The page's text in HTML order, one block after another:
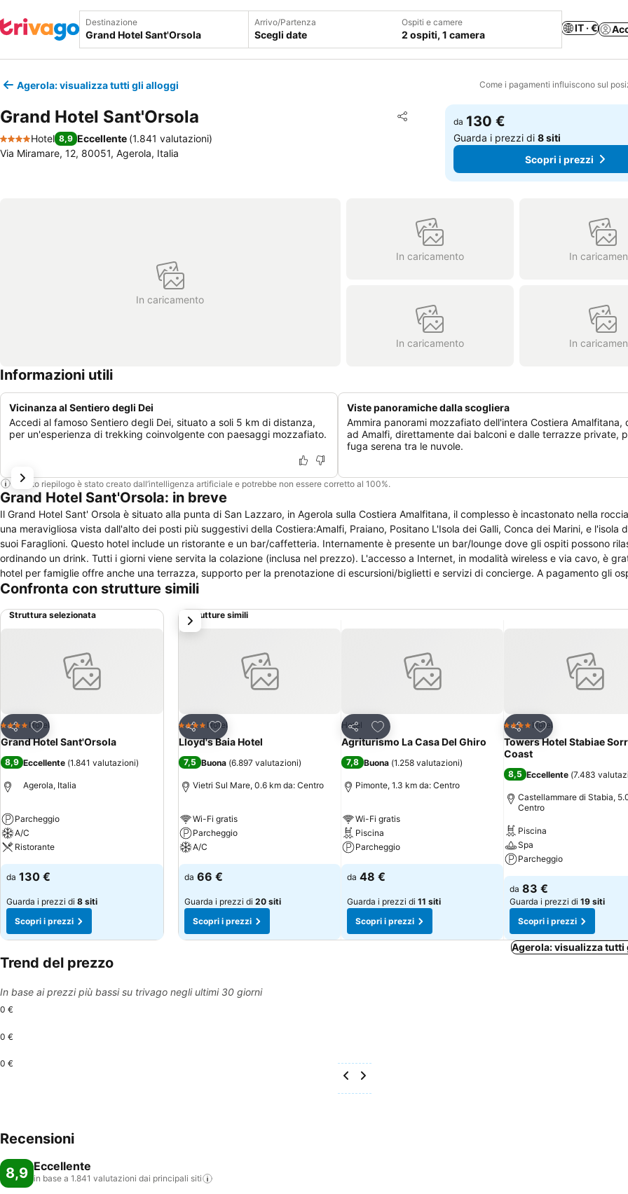
Destinazione Arrivo/Partenza
Scegli date
Ospiti e camere
2 ospiti, 1 camera
IT · €
Agerola: visualizza tutti gli alloggi Come i pagamenti influiscono sul
Grand Hotel Sant'Orsola Condividi
Aggiungi ai preferiti
4 Stelle
Hotel 8,9 Eccellente (1.841 valutazioni)
Via Miramare, 12, 80051, Agerola, Italia
da 130 €
Guarda i prezzi di8 siti
Scopri i prezzi
In caricamento
In caricamento In
In caricamento In
Informazioni utili
Vicinanza al Sentiero degli Dei
Accedi al famoso Sentiero degli Dei, situato a soli 5 km di distanza,
per un'esperienza di trekking coinvolgente con paesaggi mozzafiato.
Viste panoramiche dalla scogliera
Ammira panorami mozzafiato dell'intera Costiera Amalfitana,
ad Amalfi, direttamente dai balconi e dalle terrazze private,
fuga serena tra le nuvole.
Questo riepilogo è stato creato dall’intelligenza artificiale e potrebbe non essere corretto al 100%.
Grand Hotel Sant'Orsola: in breve
Il Grand Hotel Sant' Orsola è situato alla punta di San Lazzaro, in Agerola sulla Costiera Amalfitana, il complesso è incastonato nella roccia e gode di
una meravigliosa vista dall'alto dei posti più suggestivi della Costiera:Amalfi, Praiano, Positano L'Isola dei Galli, Conca dei Marini, e l'isola
suoi Faraglioni. Questo hotel include un ristorante e un bar/caffetteria. Internamente è presente un bar/lounge dove gli ospiti possono
ordinando un drink. Tutti i giorni viene servita la colazione (inclusa nel prezzo). L'accesso a Internet, in modalità wireless e via cavo, è
hotel per famiglie offre anche una terrazza, supporto per la prenotazione di escursioni/biglietti e servizi di concierge. A pagamento gli
usufruire di una navetta da e per l'aeroporto (24 ore su 24). Parcheggio in loco gratuito (con o senza posteggiatore). Grand Hotel Sant'Orsola è una
Confronta con strutture simili
Struttura selezionata
Condividi
Aggiungi ai preferiti
4 StelleHotel
Grand Hotel Sant'Orsola
8,9 Eccellente (1.841 valutazioni)
Agerola, Italia
Parcheggio
A/C
Ristorante
da 130 €
Guarda i prezzi di 8 siti
Scopri i prezzi
Strutture simili
Condividi
Aggiungi ai preferiti
4 StelleHotel
Lloyd's Baia Hotel
7,5 Buona (6.897 valutazioni)
Vietri Sul Mare, 0.6 km da: Centro
Wi-Fi gratis
Parcheggio
A/C
da 66 €
Guarda i prezzi di 20 siti
Scopri i prezzi
Condividi
Aggiungi ai preferiti
Hotel
Agriturismo La Casa Del Ghiro
7,8 Buona (1.258 valutazioni)
Pimonte, 1.3 km da: Centro
Wi-Fi gratis
Piscina
Parcheggio
da 48 €
Guarda i prezzi di 11 siti
Scopri i prezzi
Condividi
Aggiungi ai
4 StelleHotel
Towers Hotel Stabiae
Coast
8,5 Eccellente (7.483
Castellammare di Stabia,
Centro
Piscina
Spa
Parcheggio
da 83 €
Guarda i prezzi di 19 siti
Scopri i prezzi
successivo
Agerola: visualizza tutti
Trend del prezzo
In base ai prezzi più bassi su trivago negli ultimi 30 giorni
0 €
0 €
0 €
Recensioni
8,9 Eccellente
in base a 1.841 valutazioni dai principali siti